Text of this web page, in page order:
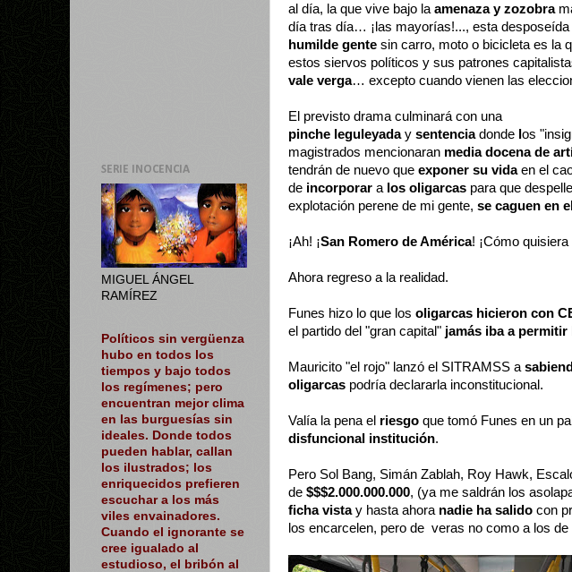
al día, la que vive bajo la amenaza y zozobra
día tras día… ¡las mayorías!..., esta desposeída
humilde gente sin carro, moto o bicicleta es la
estos siervos políticos y sus patrones
vale verga… excepto cuando vienen las
El previsto drama culminará con una
pinche leguleyaday sentenciadonde los
magistrados mencionaran media docena de
tendrán de nuevo que exponer su vidaen el
de incorporar a los oligarcas para que
explotación perene de mi gente, se caguen en
¡Ah! ¡San Romero de América! ¡Cómo
Ahora regreso a la realidad.
Funes hizo lo que los oligarcas hicieron con
el partido del "gran capital" jamás iba a permitir
Mauricito "el rojo" lanzó el SITRAMSS a
oligarcas podría declararla inconstitucional.
Valía la pena el riesgo que tomó Funes en un
disfuncional institución.
Pero Sol Bang, Simán Zablah, Roy Hawk,
de $$$2.000.000.000, (ya me saldrán los
ficha vistay hasta ahora nadie ha salido con
los encarcelen, pero de veras no como a los de
SERIE INOCENCIA
MIGUEL ÁNGEL
RAMÍREZ
Políticos sin vergüenza
hubo en todos los
tiempos y bajo todos
los regímenes; pero
encuentran mejor clima
en las burguesías sin
ideales. Donde todos
pueden hablar, callan
los ilustrados; los
enriquecidos prefieren
escuchar a los más
viles envainadores.
Cuando el ignorante se
cree igualado al
estudioso, el bribón al